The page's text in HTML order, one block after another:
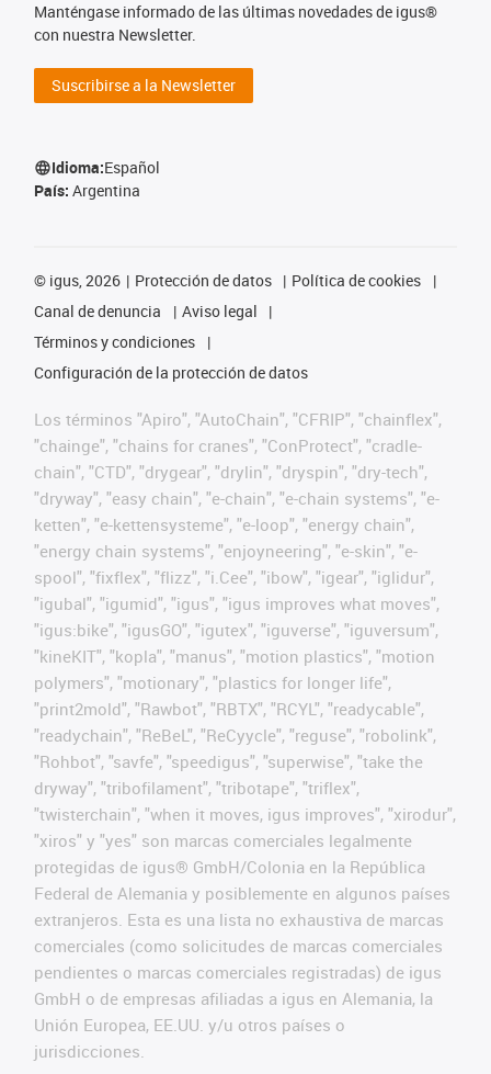
Manténgase informado de las últimas novedades de igus®
con nuestra Newsletter.
Suscribirse a la Newsletter
Idioma:Español
País: Argentina
© igus, 2026 Protección de datos
Política de cookies
Canal de denuncia
Aviso legal
Términos y condiciones
Configuración de la protección de datos
Los términos "Apiro", "AutoChain", "CFRIP", "chainflex",
"chainge", "chains for cranes", "ConProtect", "cradle-
chain", "CTD", "drygear", "drylin", "dryspin", "dry-tech",
"dryway", "easy chain", "e-chain", "e-chain systems", "e-
ketten", "e-kettensysteme", "e-loop", "energy chain",
"energy chain systems", "enjoyneering", "e-skin", "e-
spool", "fixflex", "flizz", "i.Cee", "ibow", "igear", "iglidur",
"igubal", "igumid", "igus", "igus improves what moves",
"igus:bike", "igusGO", "igutex", "iguverse", "iguversum",
"kineKIT", "kopla", "manus", "motion plastics", "motion
polymers", "motionary", "plastics for longer life",
"print2mold", "Rawbot", "RBTX", "RCYL", "readycable",
"readychain", "ReBeL", "ReCyycle", "reguse", "robolink",
"Rohbot", "savfe", "speedigus", "superwise", "take the
dryway", "tribofilament", "tribotape", "triflex",
"twisterchain", "when it moves, igus improves", "xirodur",
"xiros" y "yes" son marcas comerciales legalmente
protegidas de igus® GmbH/Colonia en la República
Federal de Alemania y posiblemente en algunos países
extranjeros. Esta es una lista no exhaustiva de marcas
comerciales (como solicitudes de marcas comerciales
pendientes o marcas comerciales registradas) de igus
GmbH o de empresas afiliadas a igus en Alemania, la
Unión Europea, EE.UU. y/u otros países o
jurisdicciones.